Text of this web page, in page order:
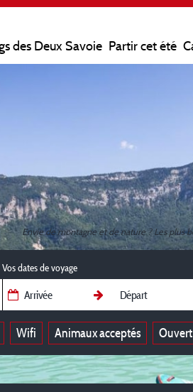
des Deux Savoie Partir cet été
Envie de montagne et de nature ? Les plus
Vos dates de voyage
Wifi Animaux acceptés